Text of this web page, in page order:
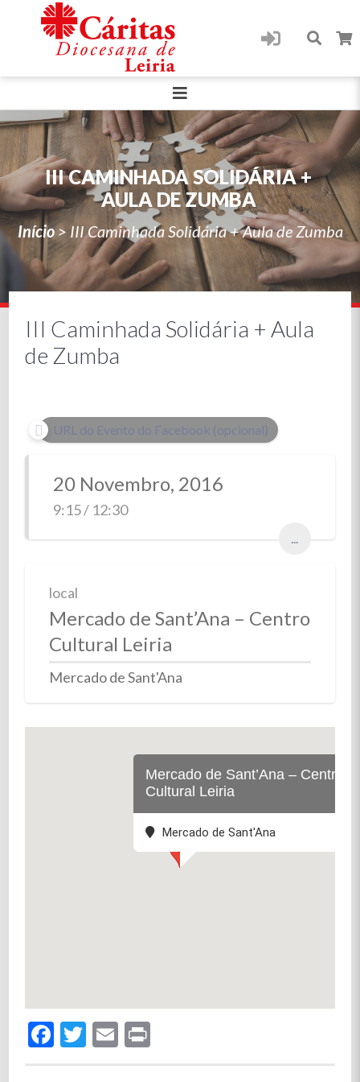
III CAMINHADA SOLIDÁRIA +
AULA DE ZUMBA
Início> III Caminhada Solidária + Aula de Zumba
III Caminhada Solidária + Aula
de Zumba
URL do Evento do Facebook (opcional)
20 Novembro, 2016
9:15 / 12:30
...
local
Mercado de Sant’Ana – Centro
Cultural Leiria
Mercado de Sant'Ana
Mercado de Sant’Ana – Centro
Cultural Leiria
Mercado de Sant'Ana
Facebook
Twitter
Email